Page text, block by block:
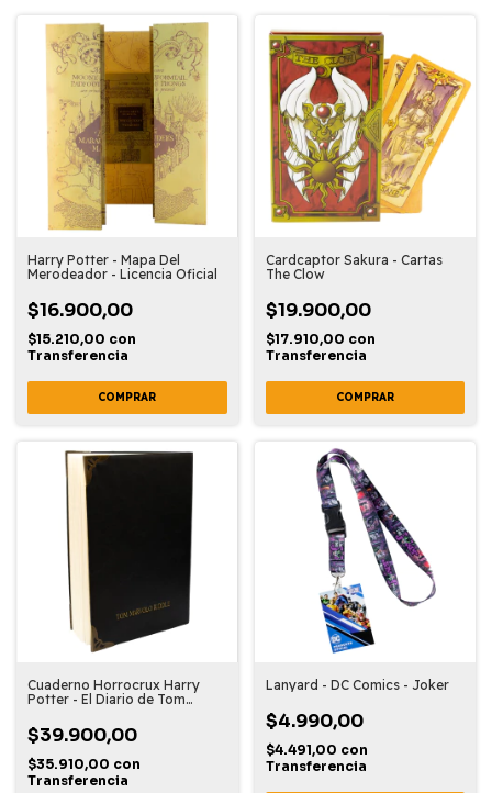
Harry Potter - Mapa Del
Merodeador - Licencia Oficial
$16.900,00
$15.210,00 con
Transferencia
Cardcaptor Sakura - Cartas
The Clow
$19.900,00
$17.910,00 con
Transferencia
Cuaderno Horrocrux Harry
Potter - El Diario de Tom
$39.900,00
$35.910,00 con
Transferencia
Lanyard - DC Comics - Joker
$4.990,00
$4.491,00 con
Transferencia